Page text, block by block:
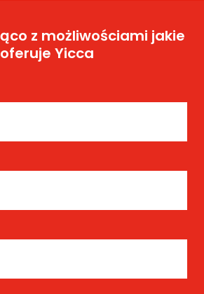
z możliwościami jakie
oferuje Yicca